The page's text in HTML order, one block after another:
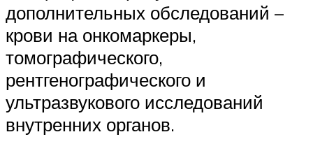
дополнительных обследований –
крови на онкомаркеры,
томографического,
рентгенографического и
ультразвукового исследований
внутренних органов.